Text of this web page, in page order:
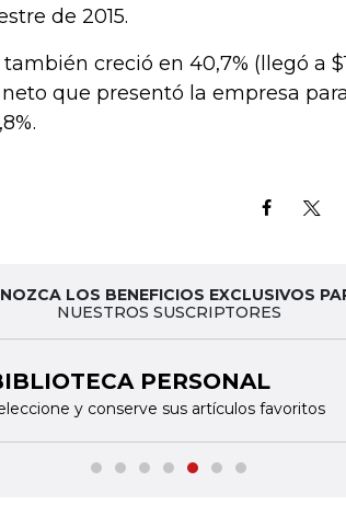
de 2015.
creció en 40,7% (llegó a
que presentó la empresa
LOS BENEFICIOS EXCLUSIVOS
NUESTROS SUSCRIPTORES
PERSONAL
y conserve sus artículos favoritos